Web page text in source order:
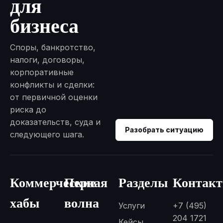
бизнеса
Споры, банкротство,
налоги, договоры,
корпоративные
конфликты и сделки:
от первичной оценки
риска до
доказательств, суда и
следующего шага.
Разобрать ситуацию
Коммерческие
хабы
Первая
волна
Разделы
Услуги
+7 (495)
204 1721